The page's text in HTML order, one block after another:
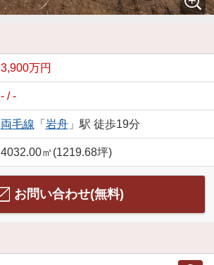
3,900万円
- / -
両毛線 「 岩舟」駅 徒歩19分
4032.00㎡(1219.68坪)
お問い合わせ(無料)